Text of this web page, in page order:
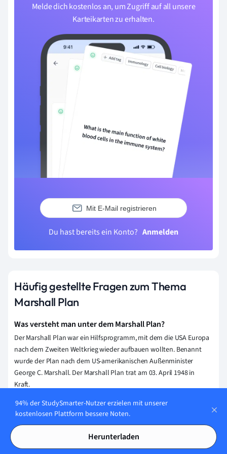
Melde dich kostenlos an, um Zugriff auf all unsere
Karteikarten zu erhalten.
Mit E-Mail registrieren
Du hast bereits ein Konto? Anmelden
Häufig gestellte Fragen zum Thema
Marshall Plan
Was versteht man unter dem Marshall Plan?
Der Marshall Plan war ein Hilfsprogramm, mit dem die USA Europa
nach dem Zweiten Weltkrieg wieder aufbauen wollten. Benannt
wurde der Plan nach dem US-amerikanischen Außenminister
George C. Marshall. Der Marshall Plan trat am 03. April 1948 in
Kraft.
Welche Ziele hatte die USA mit dem Marshall Plan?
Die USA hatten mit dem Marshall Plan die Ziele, Europa als
Wirtschaftskraft wieder aufzubauen und eine Ausbreitung des
Kommunismus zu verhindern.
94% der StudySmarter-Nutzer erzielen mit unserer
kostenlosen Plattform bessere Noten.
Herunterladen